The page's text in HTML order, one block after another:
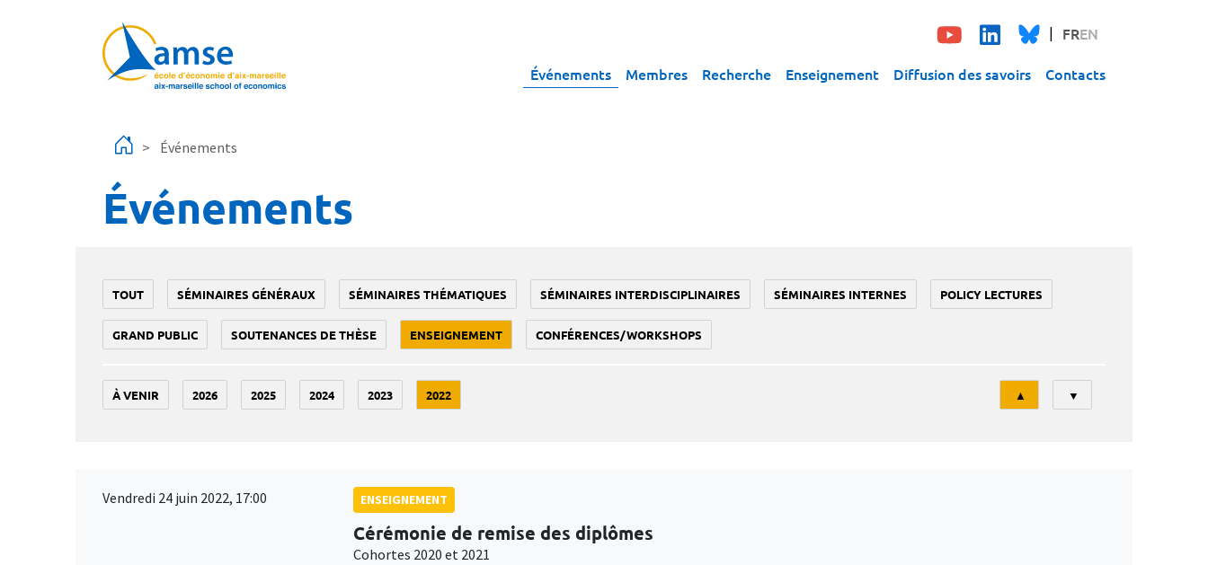
FREN
Événements Membres Recherche Enseignement Diffusion des savoirs Contacts
Événements
Événements
TOUT SÉMINAIRES GÉNÉRAUX SÉMINAIRES THÉMATIQUES SÉMINAIRES INTERDISCIPLINAIRES SÉMINAIRES INTERNES POLICY LECTURES
GRAND PUBLIC SOUTENANCES DE THÈSE ENSEIGNEMENT CONFÉRENCES/WORKSHOPS
À VENIR 2026 2025 2024 2023 2022
Tri
▲ ▼
Vendredi 24 juin 2022, 17:00 ENSEIGNEMENT
Cérémonie de remise des diplômes
Cohortes 2020 et 2021